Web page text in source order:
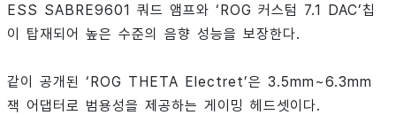
ESS SABRE9601 쿼드 앰프와 ‘ROG 커스텀 7.1 DAC’칩
이 탑재되어 높은 수준의 음향 성능을 보장한다.
같이 공개된 ‘ROG THETA Electret’은 3.5mm~6.3mm
잭 어댑터로 범용성을 제공하는 게이밍 헤드셋이다.